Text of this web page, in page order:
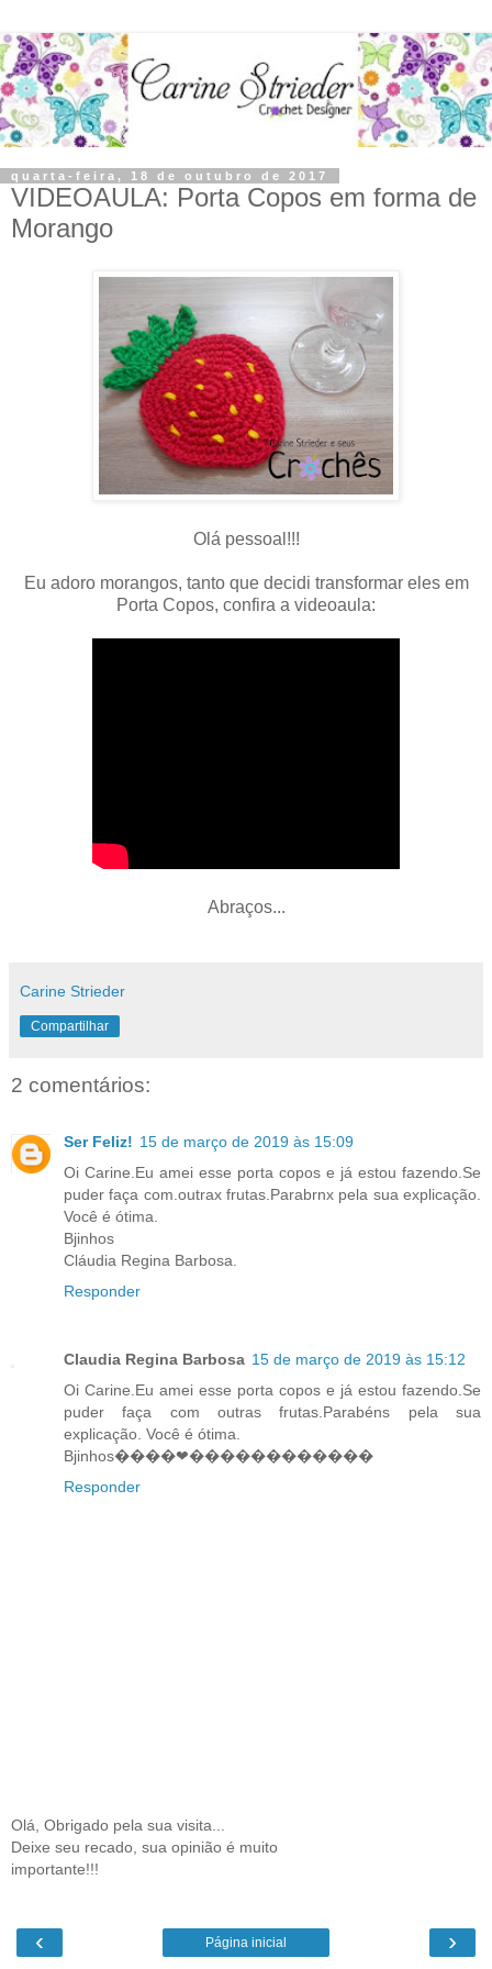
quarta-feira, 18 de outubro de 2017
VIDEOAULA: Porta Copos em forma de
Morango
Olá pessoal!!!
Eu adoro morangos, tanto que decidi transformar eles em
Porta Copos, confira a videoaula:
Abraços...
Carine Strieder
Compartilhar
2 comentários:
Ser Feliz! 15 de março de 2019 às 15:09
Oi Carine.Eu amei esse porta copos e já estou fazendo.Se
puder faça com.outrax frutas.Parabrnx pela sua explicação.
Você é ótima.
Bjinhos
Cláudia Regina Barbosa.
Responder
Claudia Regina Barbosa 15 de março de 2019 às 15:12
Oi Carine.Eu amei esse porta copos e já estou fazendo.Se
puder faça com outras frutas.Parabéns pela sua
explicação. Você é ótima.
Bjinhos����❤������������
Responder
Olá, Obrigado pela sua visita...
Deixe seu recado, sua opinião é muito
importante!!!
‹ ›
Página inicial